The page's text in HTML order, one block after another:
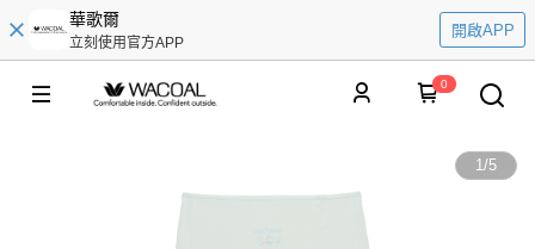
華歌爾
立刻使用官方APP
開啟APP
0
1/5